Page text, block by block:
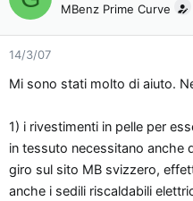
MBenz Prime Curve
14/3/07
Mi sono stati molto di aiuto.
1) i rivestimenti in pelle per
in tessuto necessitano anche
giro sul sito MB svizzero,
anche i sedili riscaldabili